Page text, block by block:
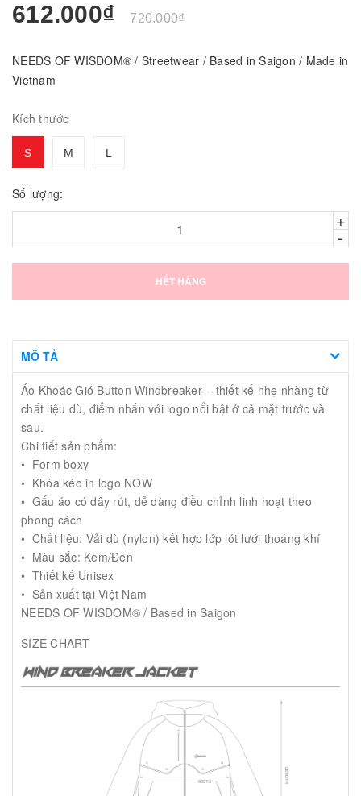
612.000₫ 720.000₫
NEEDS OF WISDOM® / Streetwear / Based in Saigon / Made in
Vietnam
Kích thước
S M L
Số lượng:
+
-
HẾT HÀNG
MÔ TẢ
Áo Khoác Gió Button Windbreaker – thiết kế nhẹ nhàng từ
chất liệu dù, điểm nhấn với logo nổi bật ở cả mặt trước và
sau.
Chi tiết sản phẩm:
• Form boxy
• Khóa kéo in logo NOW
• Gấu áo có dây rút, dễ dàng điều chỉnh linh hoạt theo
phong cách
• Chất liệu: Vải dù (nylon) kết hợp lớp lót lưới thoáng khí
• Màu sắc: Kem/Đen
• Thiết kế Unisex
• Sản xuất tại Việt Nam
NEEDS OF WISDOM® / Based in Saigon
SIZE CHART